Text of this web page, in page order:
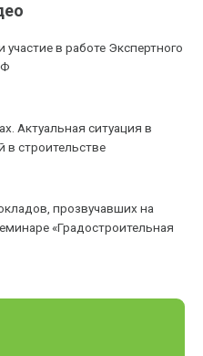
в работе Экспертного
Актуальная ситуация в
в строительстве
прозвучавших на
«Градостроительная